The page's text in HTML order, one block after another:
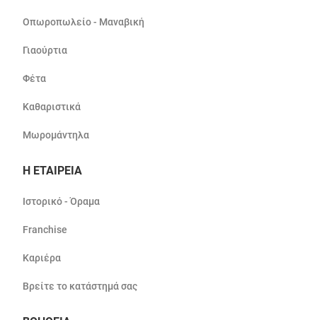
Οπωροπωλείο - Μαναβική
Γιαούρτια
Φέτα
Καθαριστικά
Μωρομάντηλα
Η ΕΤΑΙΡΕΙΑ
Ιστορικό - Όραμα
Franchise
Καριέρα
Βρείτε το κατάστημά σας